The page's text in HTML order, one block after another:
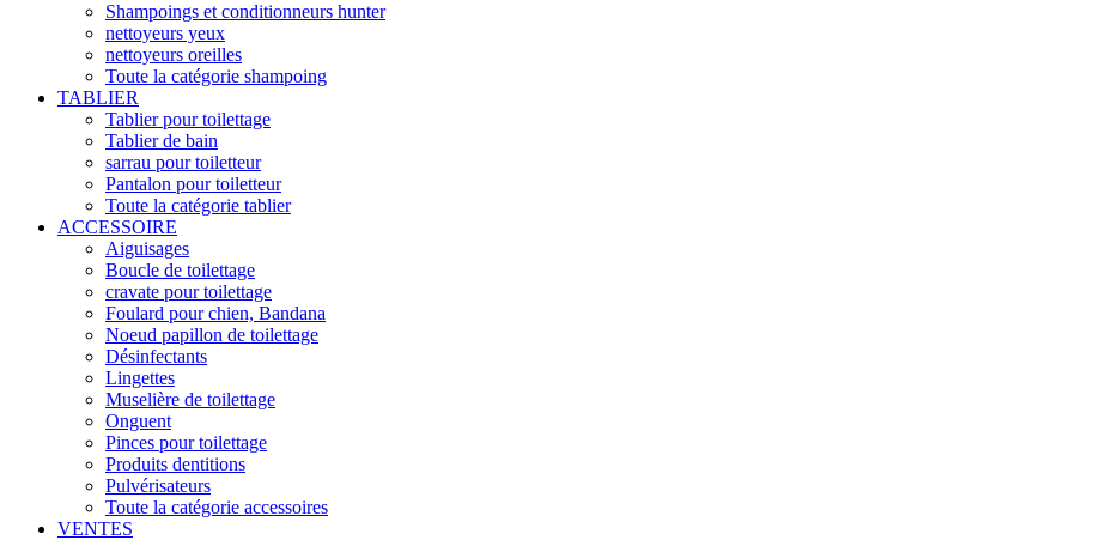
Shampoings et conditionneurs hunter
nettoyeurs yeux
nettoyeurs oreilles
Toute la catégorie shampoing
TABLIER
Tablier pour toilettage
Tablier de bain
sarrau pour toiletteur
Pantalon pour toiletteur
Toute la catégorie tablier
ACCESSOIRE
Aiguisages
Boucle de toilettage
cravate pour toilettage
Foulard pour chien, Bandana
Noeud papillon de toilettage
Désinfectants
Lingettes
Muselière de toilettage
Onguent
Pinces pour toilettage
Produits dentitions
Pulvérisateurs
Toute la catégorie accessoires
VENTES